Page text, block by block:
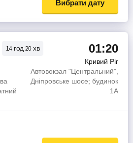
Вибрати дату
14 год 20 хв 01:20
Кривий Ріг
Автовокзал "Центральний",
Дніпровське шосе; будинок
1А